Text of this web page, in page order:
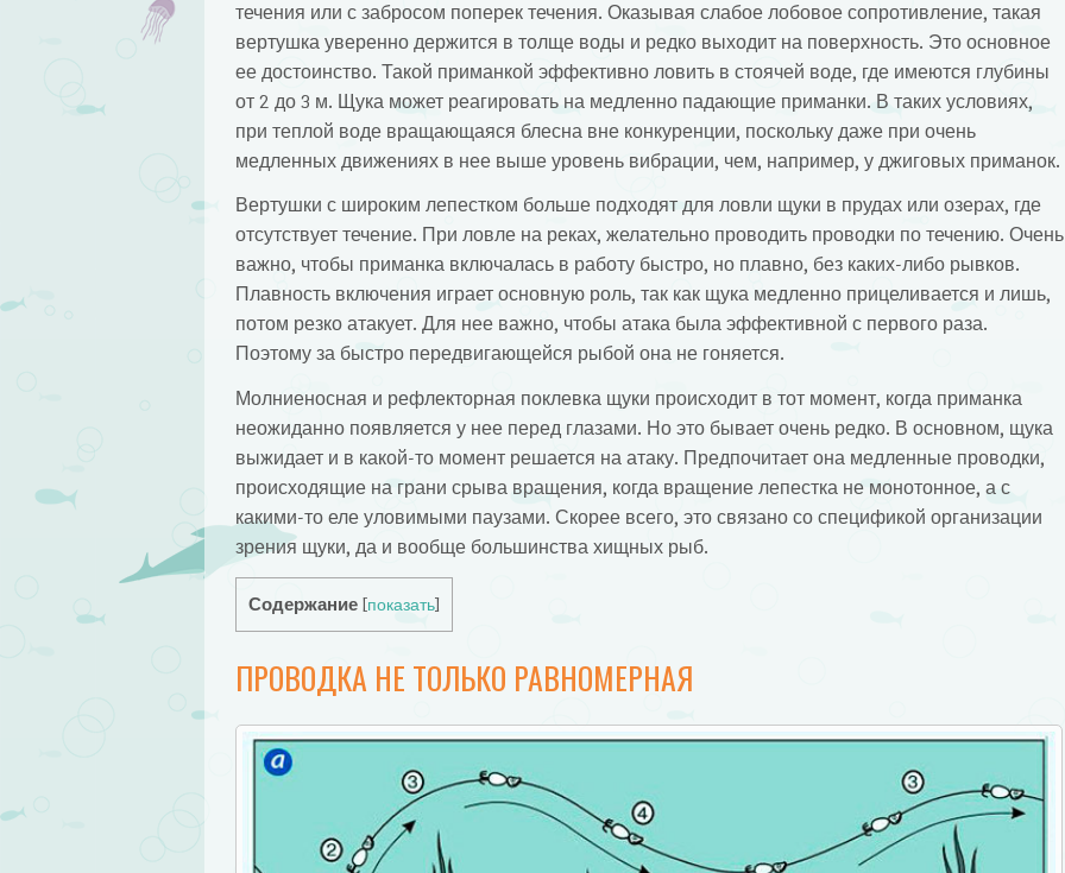
течения или с забросом поперек течения. Оказывая слабое лобовое сопротивление, такая
вертушка уверенно держится в толще воды и редко выходит на поверхность. Это основное
ее достоинство. Такой приманкой эффективно ловить в стоячей воде, где имеются глубины
от 2 до 3 м. Щука может реагировать на медленно падающие приманки. В таких условиях,
при теплой воде вращающаяся блесна вне конкуренции, поскольку даже при очень
медленных движениях в нее выше уровень вибрации, чем, например, у джиговых приманок.
Вертушки с широким лепестком больше подходят для ловли щуки в прудах или озерах, где
отсутствует течение. При ловле на реках, желательно проводить проводки по течению. Очень
важно, чтобы приманка включалась в работу быстро, но плавно, без каких-либо рывков.
Плавность включения играет основную роль, так как щука медленно прицеливается и лишь,
потом резко атакует. Для нее важно, чтобы атака была эффективной с первого раза.
Поэтому за быстро передвигающейся рыбой она не гоняется.
Молниеносная и рефлекторная поклевка щуки происходит в тот момент, когда приманка
неожиданно появляется у нее перед глазами. Но это бывает очень редко. В основном, щука
выжидает и в какой-то момент решается на атаку. Предпочитает она медленные проводки,
происходящие на грани срыва вращения, когда вращение лепестка не монотонное, а с
какими-то еле уловимыми паузами. Скорее всего, это связано со спецификой организации
зрения щуки, да и вообще большинства хищных рыб.
Содержание показать]
ПРОВОДКА НЕ ТОЛЬКО РАВНОМЕРНАЯ